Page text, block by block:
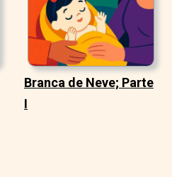
Branca de Neve; Parte
I